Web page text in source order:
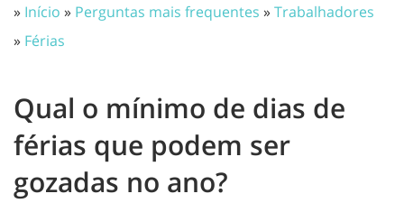
» Início » Perguntas mais frequentes »Trabalhadores
» Férias
Qual o mínimo de dias de
férias que podem ser
gozadas no ano?